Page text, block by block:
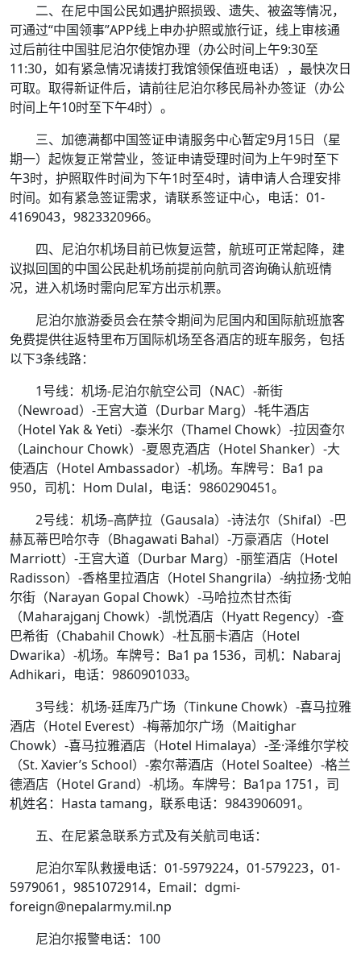
二、在尼中国公民如遇护照损毁、遗失、被盗等情况，
可通过“中国领事”APP线上申办护照或旅行证，线上审核通
过后前往中国驻尼泊尔使馆办理（办公时间上午9:30至
11:30，如有紧急情况请拨打我馆领保值班电话），最快次日
可取。取得新证件后，请前往尼泊尔移民局补办签证（办公
时间上午10时至下午4时）。
三、加德满都中国签证申请服务中心暂定9月15日（星
期一）起恢复正常营业，签证申请受理时间为上午9时至下
午3时，护照取件时间为下午1时至4时，请申请人合理安排
时间。如有紧急签证需求，请联系签证中心，电话：01-
4169043，9823320966。
四、尼泊尔机场目前已恢复运营，航班可正常起降，建
议拟回国的中国公民赴机场前提前向航司咨询确认航班情
况，进入机场时需向尼军方出示机票。
尼泊尔旅游委员会在禁令期间为尼国内和国际航班旅客
免费提供往返特里布万国际机场至各酒店的班车服务，包括
以下3条线路：
1号线：机场-尼泊尔航空公司（NAC）-新街
（Newroad）-王宫大道（Durbar Marg）-牦牛酒店
（Hotel Yak & Yeti）-泰米尔（Thamel Chowk）-拉因查尔
（Lainchour Chowk）-夏恩克酒店（Hotel Shanker）-大
使酒店（Hotel Ambassador）-机场。车牌号：Ba1 pa
950，司机：Hom Dulal，电话：9860290451。
2号线：机场–高萨拉（Gausala）-诗法尔（Shifal）-巴
赫瓦蒂巴哈尔寺（Bhagawati Bahal）-万豪酒店（Hotel
Marriott）-王宫大道（Durbar Marg）-丽笙酒店（Hotel
Radisson）-香格里拉酒店（Hotel Shangrila）-纳拉扬·戈帕
尔街（Narayan Gopal Chowk）-马哈拉杰甘杰街
（Maharajganj Chowk）-凯悦酒店（Hyatt Regency）-查
巴希街（Chabahil Chowk）-杜瓦丽卡酒店（Hotel
Dwarika）-机场。车牌号：Ba1 pa 1536，司机：Nabaraj
Adhikari，电话：9860901033。
3号线：机场-廷库乃广场（Tinkune Chowk）-喜马拉雅
酒店（Hotel Everest）-梅蒂加尔广场（Maitighar
Chowk）-喜马拉雅酒店（Hotel Himalaya）-圣·泽维尔学校
（St. Xavier’s School）-索尔蒂酒店（Hotel Soaltee）-格兰
德酒店（Hotel Grand）-机场。车牌号：Ba1pa 1751，司
机姓名：Hasta tamang，联系电话：9843906091。
五、在尼紧急联系方式及有关航司电话：
尼泊尔军队救援电话：01-5979224，01-579223，01-
5979061，9851072914，Email：dgmi-
foreign@nepalarmy.mil.np
尼泊尔报警电话：100